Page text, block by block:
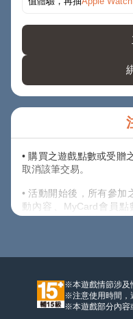
• 購買之遊戲點數或受贈
取消該筆交易。
• 活動開始後，所有參加
動內容、MyCard會員
COUPON之發送方式，
之權利，並有權決定修
※本遊戲情節涉及
※注意使用時間，
※本遊戲部分內容